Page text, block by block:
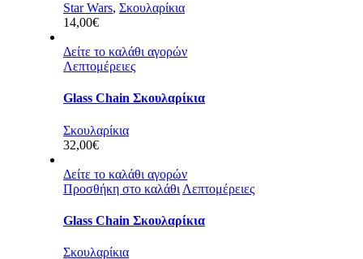
Star Wars, Σκουλαρίκια
14,00€
Δείτε το καλάθι αγορών
Λεπτομέρειες
Glass Chain Σκουλαρίκια
Σκουλαρίκια
32,00€
Δείτε το καλάθι αγορών
Προσθήκη στο καλάθι Λεπτομέρειες
Glass Chain Σκουλαρίκια
Σκουλαρίκια